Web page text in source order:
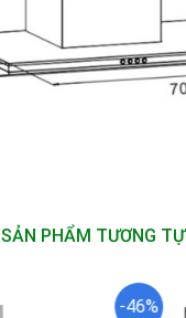
SẢN PHẨM TƯƠNG TỰ
-46%